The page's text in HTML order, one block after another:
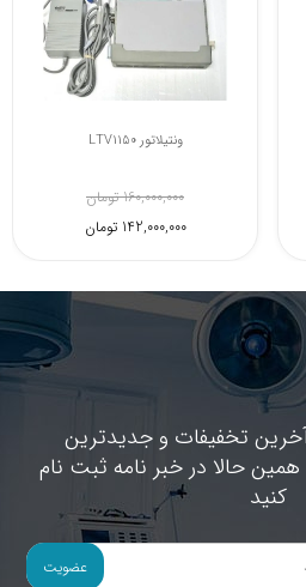
ونتیلاتور LTV1150
160,000,000 تومان
142,000,000 تومان
تخفیفات و جدیدترین
حالا در خبر نامه ثبت نام
کنید
عضویت